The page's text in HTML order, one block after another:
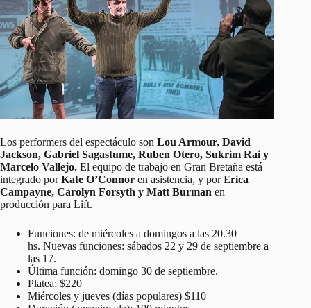
Los performers del espectáculo son Lou Armour, David
Jackson, Gabriel Sagastume, Ruben Otero, Sukrim Rai y
Marcelo Vallejo. El equipo de trabajo en Gran Bretaña está
integrado porKate O’Connor en asistencia, y por Erica
Campayne, Carolyn Forsyth y Matt Burman en
producción para Lift.
Funciones: de miércoles a domingos a las 20.30
hs. Nuevas funciones: sábados 22 y 29 de septiembre a
las 17.
Última función: domingo 30 de septiembre.
Platea: $220
Miércoles y jueves (días populares) $110